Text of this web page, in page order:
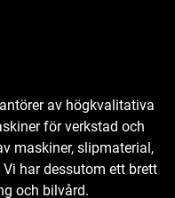
av högkvalitativa
för verkstad och
maskiner, slipmaterial,
har dessutom ett brett
och bilvård.